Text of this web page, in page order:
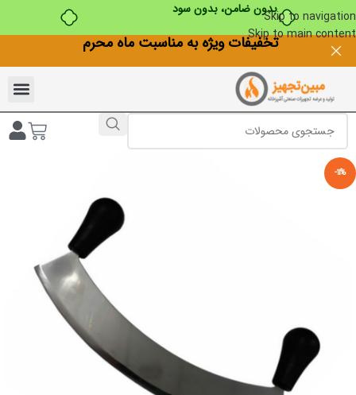
بدون ضامن، بدون سودSkip to navigation
Skip to main contentتخفیفات ویژه به مناسبت ماه محرم
-11%